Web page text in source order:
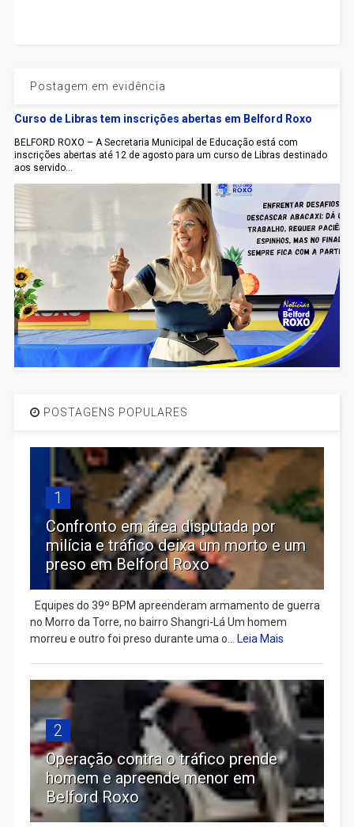
Postagem em evidência
Curso de Libras tem inscrições abertas em Belford Roxo
BELFORD ROXO – A Secretaria Municipal de Educação está com
inscrições abertas até 12 de agosto para um curso de Libras destinado
aos servido...
POSTAGENS POPULARES
1
Confronto em área disputada por
milícia e tráfico deixa um morto e um
preso em Belford Roxo
Equipes do 39º BPM apreenderam armamento de guerra
no Morro da Torre, no bairro Shangri-Lá Um homem
morreu e outro foi preso durante uma o...
Leia Mais
2
Operação contra o tráfico prende
homem e apreende menor em
Belford Roxo